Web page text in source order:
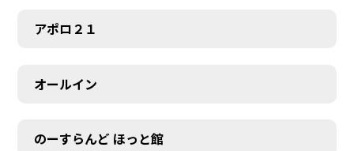
アポロ２１
オールイン
のーすらんど ほっと館